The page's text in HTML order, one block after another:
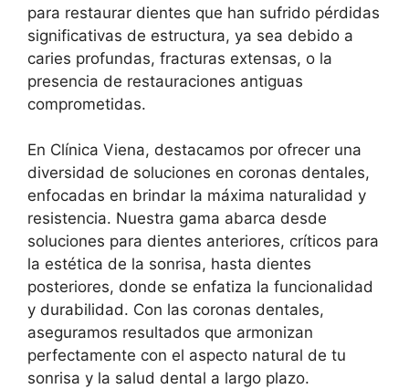
para restaurar dientes que han sufrido pérdidas
significativas de estructura, ya sea debido a
caries profundas, fracturas extensas, o la
presencia de restauraciones antiguas
comprometidas.
En Clínica Viena, destacamos por ofrecer una
diversidad de soluciones en coronas dentales,
enfocadas en brindar la máxima naturalidad y
resistencia. Nuestra gama abarca desde
soluciones para dientes anteriores, críticos para
la estética de la sonrisa, hasta dientes
posteriores, donde se enfatiza la funcionalidad
y durabilidad. Con las coronas dentales,
aseguramos resultados que armonizan
perfectamente con el aspecto natural de tu
sonrisa y la salud dental a largo plazo.